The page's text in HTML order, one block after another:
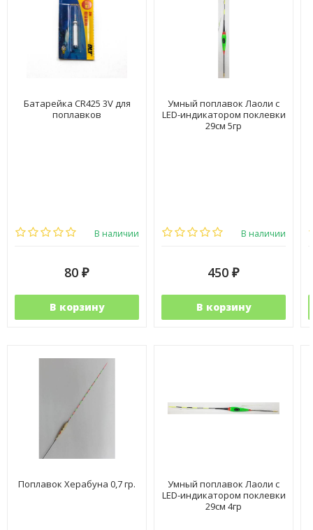
Батарейка CR425 3V для
поплавков
В наличии
80 ₽
В корзину
Умный поплавок Лаоли с
LED-индикатором поклевки
29см 5гр
В наличии
450 ₽
В корзину
Поплавок Херабуна 0,7 гр.
Умный поплавок Лаоли с
LED-индикатором поклевки
29см 4гр